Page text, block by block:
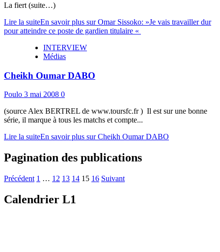
La fiert (suite…)
Lire la suiteEn savoir plus sur Omar Sissoko: »Je vais travailler dur
pour atteindre ce poste de gardien titulaire «
INTERVIEW
Médias
Cheikh Oumar DABO
Poulo 3 mai 2008 0
(source Alex BERTREL de www.toursfc.fr ) Il est sur une bonne
série, il marque à tous les matchs et compte...
Lire la suiteEn savoir plus sur Cheikh Oumar DABO
Pagination des publications
Précédent 1 … 12 13 14 15 16 Suivant
Calendrier L1